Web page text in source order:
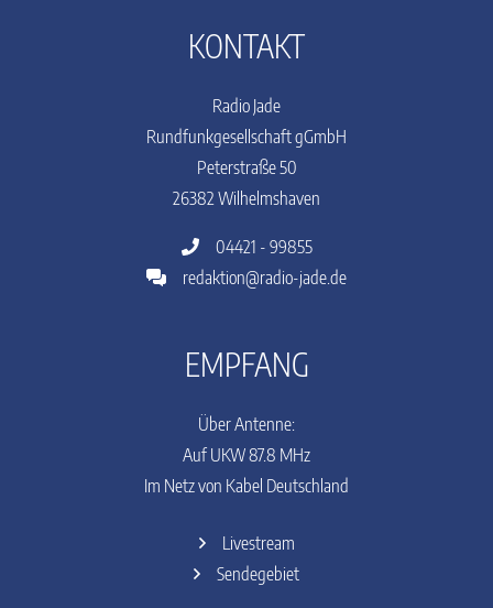
KONTAKT
Radio Jade
Rundfunkgesellschaft gGmbH
Peterstraße 50
26382 Wilhelmshaven
04421 - 99855
redaktion@radio-jade.de
EMPFANG
Über Antenne:
Auf UKW 87.8 MHz
Im Netz von Kabel Deutschland
Livestream
Sendegebiet